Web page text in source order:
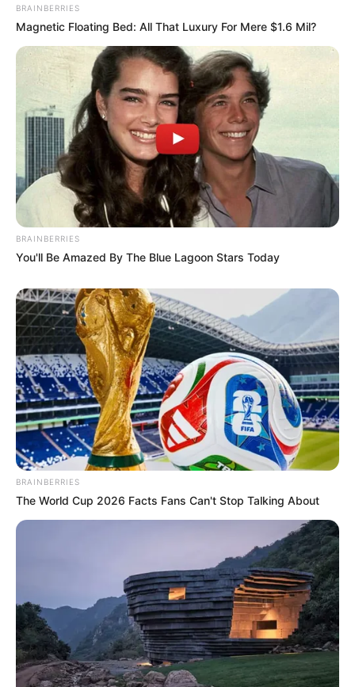
BRAINBERRIES
Magnetic Floating Bed: All That Luxury For Mere $1.6 Mil?
BRAINBERRIES
You'll Be Amazed By The Blue Lagoon Stars Today
BRAINBERRIES
The World Cup 2026 Facts Fans Can't Stop Talking About